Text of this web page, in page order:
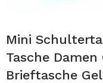
Mini
Tasche Damen
Brieftasche